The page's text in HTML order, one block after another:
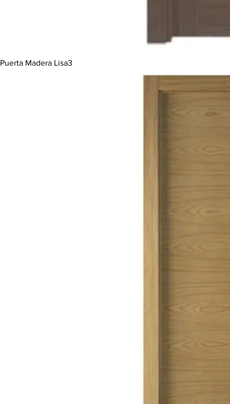
Puerta Madera Lisa3